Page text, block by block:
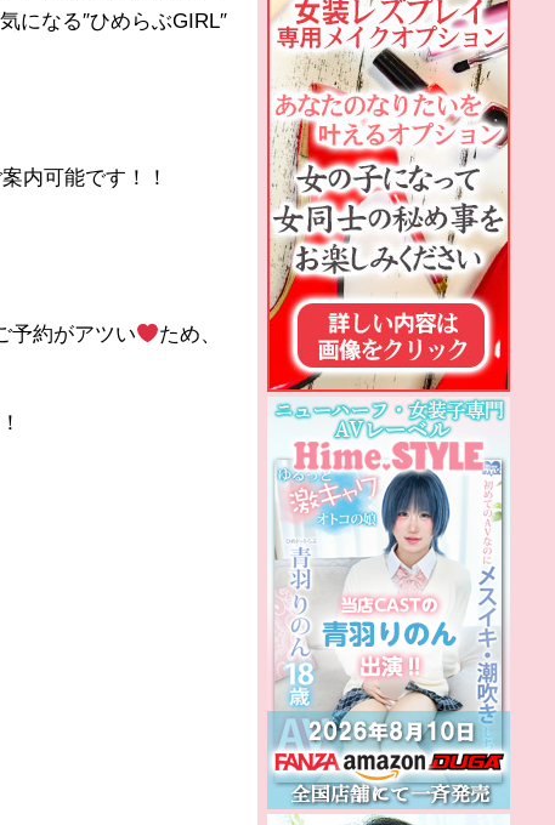
になる″ひめらぶGIRL″
内可能です！！
予約がアツい
ため、